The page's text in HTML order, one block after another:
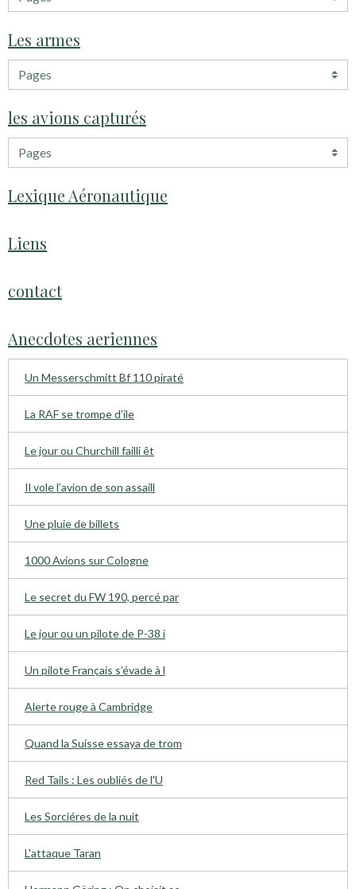
Les armes
les avions capturés
Lexique Aéronautique
Liens
contact
Anecdotes aeriennes
Un Messerschmitt Bf 110 piraté
La RAF se trompe d’ile
Le jour ou Churchill failli êt
Il vole l’avion de son assaill
Une pluie de billets
1000 Avions sur Cologne
Le secret du FW 190, percé par
Le jour ou un pilote de P-38 i
Un pilote Français s’évade à l
Alerte rouge à Cambridge
Quand la Suisse essaya de trom
Red Tails : Les oubliés de l'U
Les Sorciéres de la nuit
L'attaque Taran